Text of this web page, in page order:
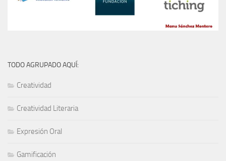
TODO AGRUPADO AQUÍ:
Creatividad
Creatividad Literaria
Expresión Oral
Gamificación